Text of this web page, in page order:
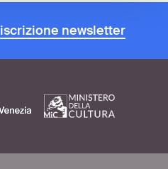
iscrizione newsletter